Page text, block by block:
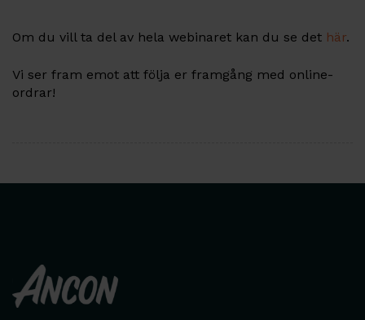
Om du vill ta del av hela webinaret kan du se det här.
Vi ser fram emot att följa er framgång med online-
ordrar!